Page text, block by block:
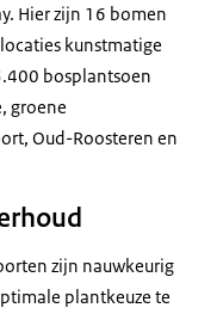
Hier zijn 16 bomen
kunstmatige
bosplantsoen
groene
Oud-Roosteren en
zijn nauwkeurig
plantkeuze te